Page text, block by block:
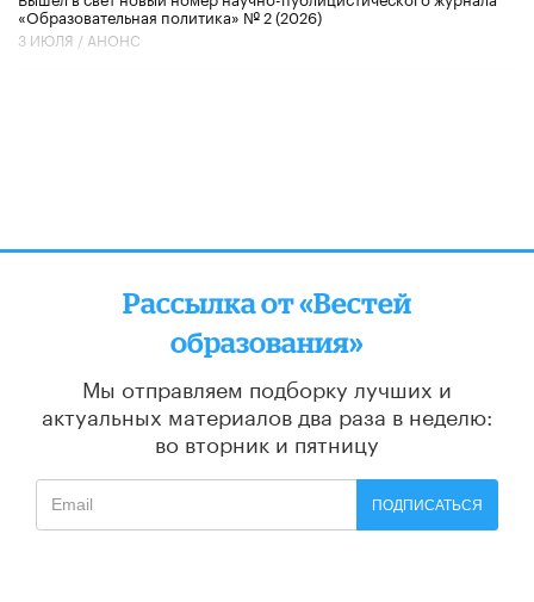
«Образовательная политика» № 2 (2026)
3 ИЮЛЯ / АНОНС
Рассылка от «Вестей
образования»
Мы отправляем подборку лучших и
актуальных материалов два раза в неделю:
во вторник и пятницу
ПОДПИСАТЬСЯ